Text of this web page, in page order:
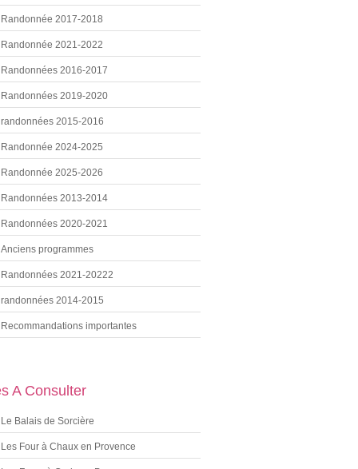
Randonnée 2017-2018
Randonnée 2021-2022
Randonnées 2016-2017
Randonnées 2019-2020
randonnées 2015-2016
Randonnée 2024-2025
Randonnée 2025-2026
Randonnées 2013-2014
Randonnées 2020-2021
Anciens programmes
Randonnées 2021-20222
randonnées 2014-2015
Recommandations importantes
A Consulter
Le Balais de Sorcière
Les Four à Chaux en Provence